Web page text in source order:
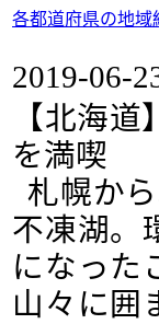
各都道府県の地域
2019-06-
【北海
を満喫
札幌か
不凍湖。
になった
山々に囲